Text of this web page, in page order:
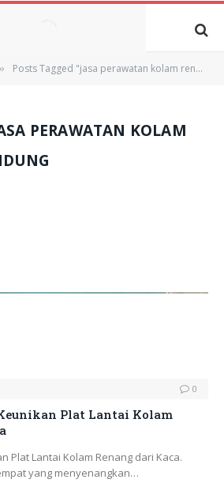
» Posts Tagged "jasa perawatan kolam renang bandung"
PERAWATAN KOLAM
0
Plat Lantai Kolam
Plat Lantai Kolam Renang dari Kaca.
yang menyenangkan…